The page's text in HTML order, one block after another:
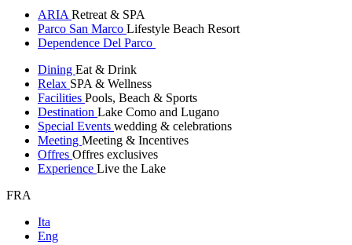
ARIA Retreat & SPA
Parco San Marco Lifestyle Beach Resort
Dependence Del Parco
Dining Eat & Drink
Relax SPA & Wellness
Facilities Pools, Beach & Sports
Destination Lake Como and Lugano
Special Events wedding & celebrations
Meeting Meeting & Incentives
Offres Offres exclusives
Experience Live the Lake
FRA
Ita
Eng